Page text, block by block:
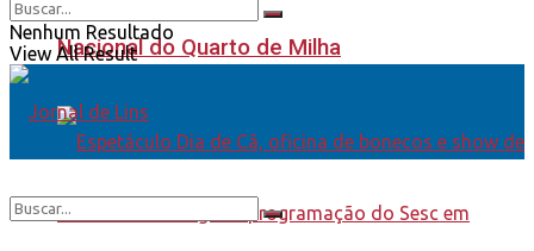
Nacional do Quarto de Milha
Nenhum Resultado
View All Result